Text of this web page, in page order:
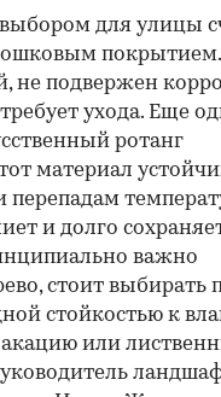
для улицы
не подвержен
ухода. Еще
ротанг
материал
перепадам
и долго
важно
стоит выбирать
стойкостью к
или